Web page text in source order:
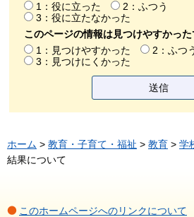
1：役に立った
2：ふつう
3：役に立たなかった
このページの情報は見つけやすかった
1：見つけやすかった
2：ふつ
3：見つけにくかった
ホーム > 教育・子育て・福祉 > 教育 > 学
結果について
このホームページへのリンクについて